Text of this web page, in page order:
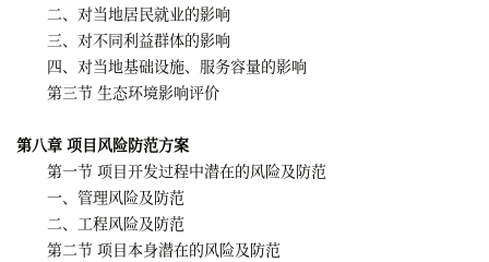
二、对当地居民就业的影响
三、对不同利益群体的影响
四、对当地基础设施、服务容量的影响
第三节 生态环境影响评价
第八章 项目风险防范方案
第一节 项目开发过程中潜在的风险及防范
一、管理风险及防范
二、工程风险及防范
第二节 项目本身潜在的风险及防范